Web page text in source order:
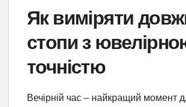
Як виміряти
стопи з
точністю
Вечірній час – найкращий момент